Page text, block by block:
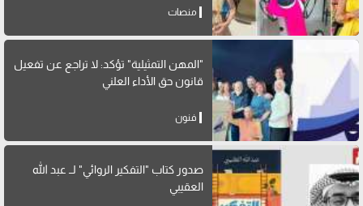
منصات
"المهن التمثيلية" تؤكد: لا تراجع عن تفعيل
قانون حق الأداء العلني
فنون
صدور كتاب "التفكير الروائي" لــ عبد الله
العقيبي